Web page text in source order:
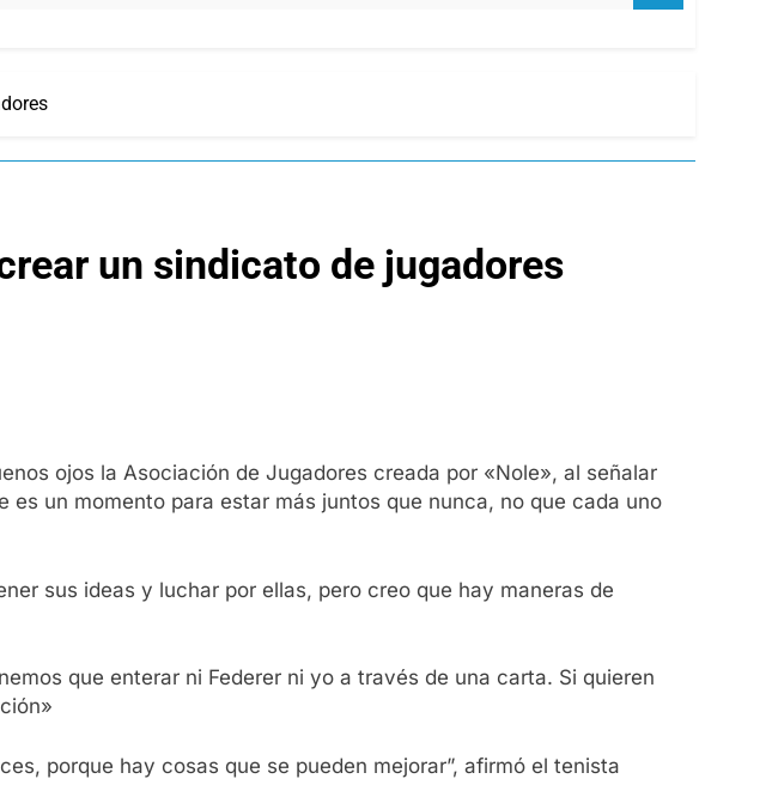
un sindicato de jugadores
ojos la Asociación de Jugadores creada por «Nole», al señalar
un momento para estar más juntos que nunca, no que cada uno
sus ideas y luchar por ellas, pero creo que hay maneras de
que enterar ni Federer ni yo a través de una carta. Si quieren
porque hay cosas que se pueden mejorar”, afirmó el tenista